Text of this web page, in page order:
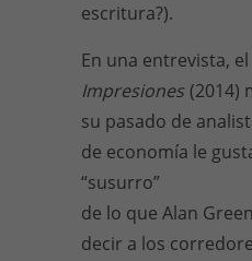
escritura?).
En una entrevista,
Impresiones (2014)
su pasado de
de economía le
“susurro”
de lo que Alan
decir a los